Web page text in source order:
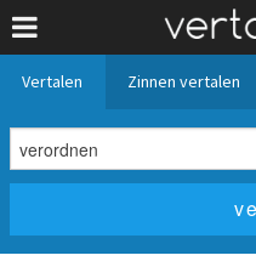
Vertalen Zinnen vertalen